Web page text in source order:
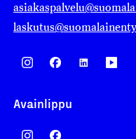
Avainlippu